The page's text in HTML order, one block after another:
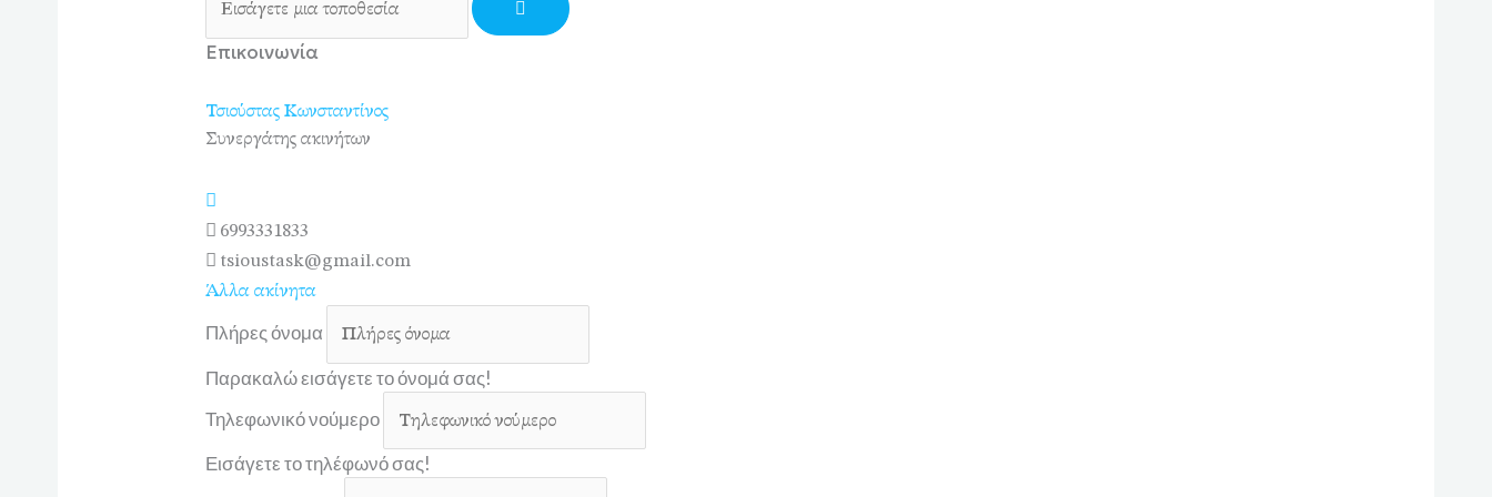
Επικοινωνία
Τσιούστας Κωνσταντίνος
Συνεργάτης ακινήτων
6993331833
tsioustask@gmail.com
Άλλα ακίνητα
Πλήρες όνομα
Παρακαλώ εισάγετε το όνομά σας!
Τηλεφωνικό νούμερο
Εισάγετε το τηλέφωνό σας!